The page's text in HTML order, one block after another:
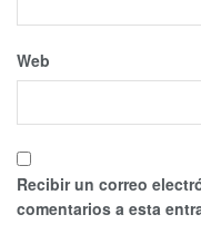
Web
Recibir un correo
comentarios a esta